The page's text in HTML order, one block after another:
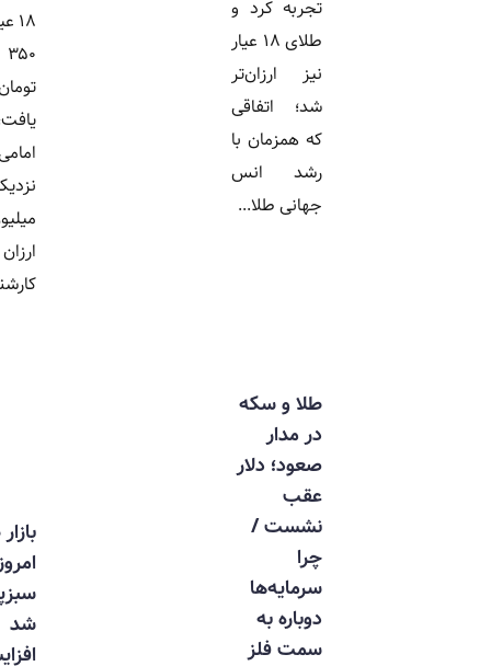
تجربه کرد و
طلای ۱۸ عیار
نیز ارزان‌تر
شد؛ اتفاقی
که همزمان با
رشد انس
جهانی طلا...
۱۸ عیار حدود
۳۵۰ هزار
تومان کاهش
یافت، سکه
امامی نیز
نزدیک به ۵
میلیون تومان
ارزان شد.
کارشناسان...
طلا و سکه
صعود؛ دلار
نشست /
سرمایه‌ها
دوباره به
سمت فلز
بازار طلا
سبزپوش